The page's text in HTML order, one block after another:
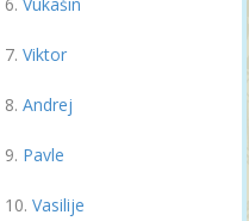
Viktor
Andrej
Pavle
Vasilije